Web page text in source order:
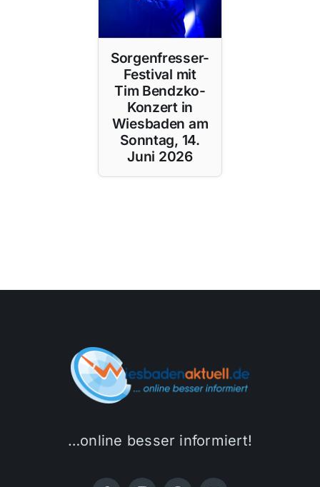
Sorgenfresser-
Festival mit
Tim Bendzko-
Konzert in
Wiesbaden am
Sonntag, 14.
Juni 2026
…online besser informiert!